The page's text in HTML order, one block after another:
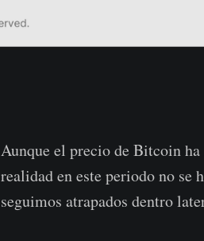
Aunque el precio de Bitcoin
realidad en este periodo no se
seguimos atrapados dentro